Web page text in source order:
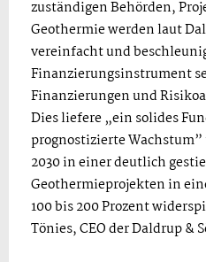
zuständigen Behörden,
Geothermie werden laut
vereinfacht und
Finanzierungsinstrument
Finanzierungen und
Dies liefere „ein solides
prognostizierte
2030 in einer deutlich
Geothermieprojekten in
100 bis 200 Prozent
Tönies, CEO der Daldrup &